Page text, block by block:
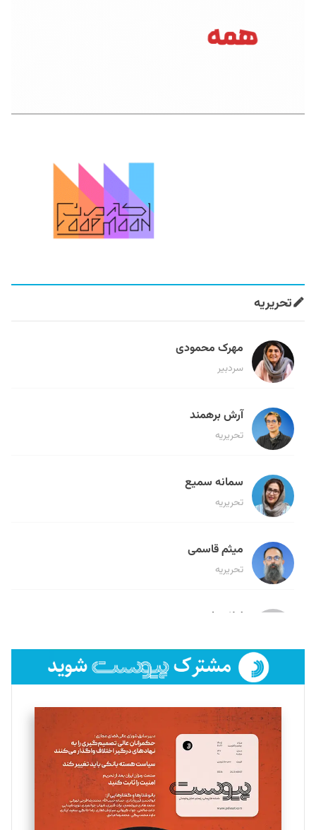
تحریریه
مهرک محمودی
سردبیر
آرش برهمند
تحریریه
سمانه سمیع
تحریریه
میثم قاسمی
تحریریه
لیلا حنارود
فائزه فتحی رستمی
تحریریه
سروش کرمیان
تحریریه
مینا پاکدل